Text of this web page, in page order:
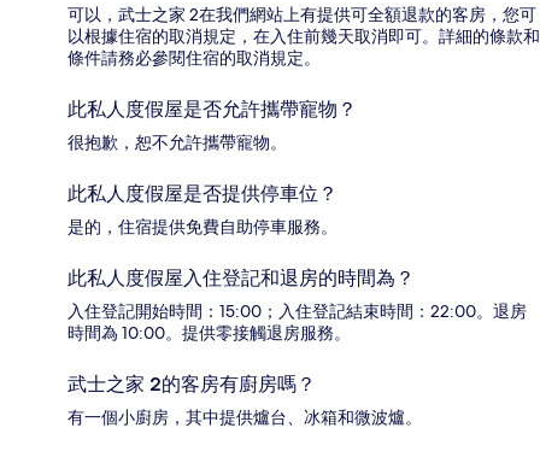
可以，武士之家 2在我們網站上有提供可全額退款的客房，您可
以根據住宿的取消規定，在入住前幾天取消即可。詳細的條款和
條件請務必參閱住宿的取消規定。
此私人度假屋是否允許攜帶寵物？
很抱歉，恕不允許攜帶寵物。
此私人度假屋是否提供停車位？
是的，住宿提供免費自助停車服務。
此私人度假屋入住登記和退房的時間為？
入住登記開始時間：15:00；入住登記結束時間：22:00。退房
時間為 10:00。提供零接觸退房服務。
武士之家 2的客房有廚房嗎？
有一個小廚房，其中提供爐台、冰箱和微波爐。